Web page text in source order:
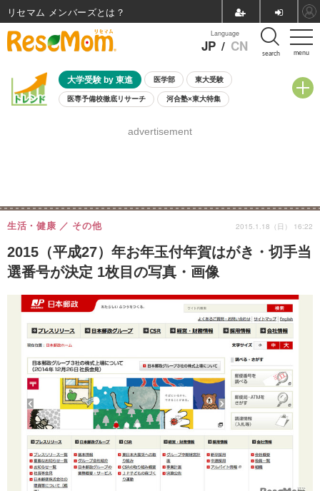
menu
Language
JP / CN search
大学受験 by 東進 医学部 東大受験
医専予備校徹底リサーチ 河合塾×東大特集
8月開催学校説明会・相談会
advertisement
2015（平成27）年お年玉付年賀はがき・切手当
選番号が決定 1枚目の写真・画像
生活・健康 その他 2015.1.18（日） 16:22
リセマム メンバーズ